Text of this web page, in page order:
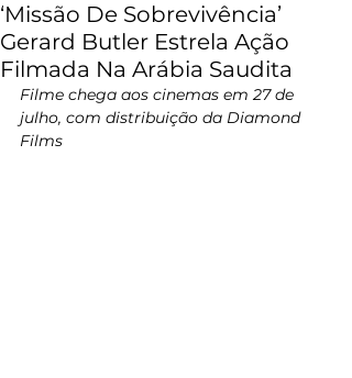
‘Missão De Sobrevivência’
Gerard Butler Estrela Ação
Filmada Na Arábia Saudita
Filme chega aos cinemas em 27 de
julho, com distribuição da Diamond
Films